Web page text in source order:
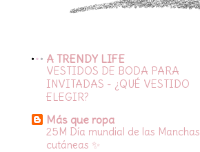
A TRENDY LIFE
VESTIDOS DE BODA PARA
INVITADAS - ¿QUÉ VESTIDO
ELEGIR?
Más que ropa
25M Día mundial de las Manchas
cutáneas ✨